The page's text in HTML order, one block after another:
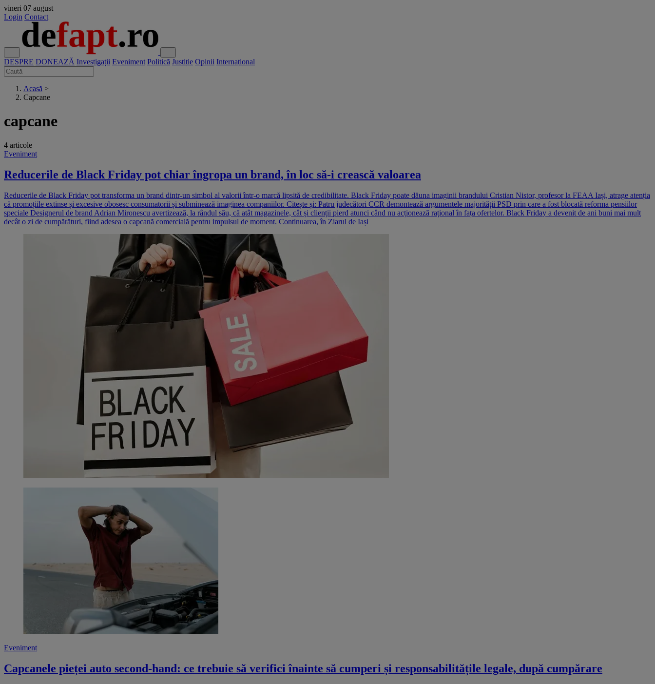
vineri 07 august
Login Contact
DESPRE DONEAZĂ Investigații Eveniment Politică Justiție Opinii Internațional
Acasă >
Capcane
capcane
4 articole
Eveniment
Reducerile de Black Friday pot chiar îngropa un brand, în loc să-i crească valoarea
Reducerile de Black Friday pot transforma un brand dintr-un simbol al valorii într-o marcă lipsită de credibilitate. Black Friday poate dăuna imaginii brandului Cristian Nistor, profesor la FEAA Iași, atrage atenția
că promoțiile extinse și excesive obosesc consumatorii și subminează imaginea companiilor. Citește și: Patru judecători CCR demontează argumentele majorității PSD prin care a fost blocată reforma pensiilor
speciale Designerul de brand Adrian Mironescu avertizează, la rândul său, că atât magazinele, cât și clienții pierd atunci când nu acționează rațional în fața ofertelor. Black Friday a devenit de ani buni mai mult
decât o zi de cumpărături, fiind adesea o capcană comercială pentru impulsul de moment. Continuarea, în Ziarul de Iași
Eveniment
Capcanele pieței auto second-hand: ce trebuie să verifici înainte să cumperi și responsabilitățile legale, după cumpărare